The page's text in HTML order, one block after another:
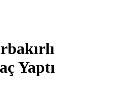
Yaptı